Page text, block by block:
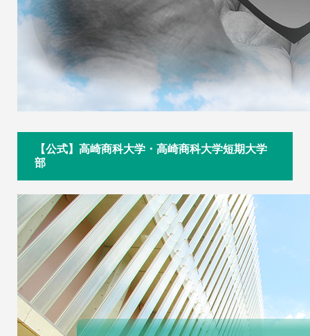
【公式】高崎商科大学・高崎商科大学短期大学
部